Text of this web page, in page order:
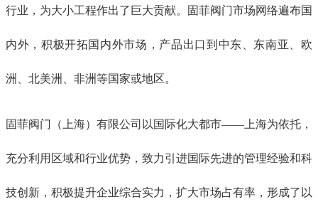
行业，为大小工程作出了巨大贡献。固菲阀门市场网络遍布国
内外，积极开拓国内外市场，产品出口到中东、东南亚、欧
洲、北美洲、非洲等国家或地区。
固菲阀门（上海）有限公司以国际化大都市——上海为依托，
充分利用区域和行业优势，致力引进国际先进的管理经验和科
技创新，积极提升企业综合实力，扩大市场占有率，形成了以